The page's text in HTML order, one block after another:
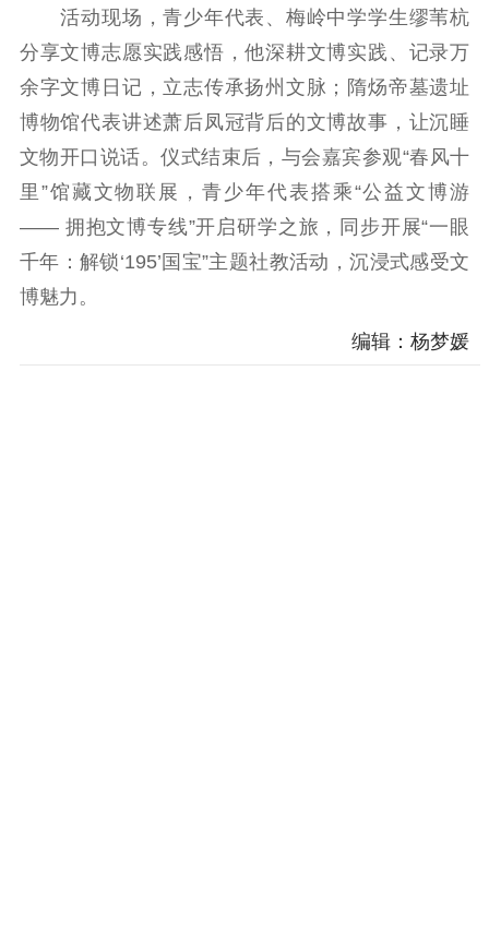
服务管理平台
管理平台
服务管理
文化产业
统计分析
数字出版
审读服务
新闻发布工作备
案管理系统
电影
服务
理论宣讲
共建共享平台
政工继续教育学
习平台
责任编辑注册
业务申报系统
活动现场，青少年代表、梅岭中学学生缪苇杭
分享文博志愿实践感悟，他深耕文博实践、记录万
余字文博日记，立志传承扬州文脉；隋炀帝墓遗址
博物馆代表讲述萧后凤冠背后的文博故事，让沉睡
文物开口说话。仪式结束后，与会嘉宾参观“春风十
里”馆藏文物联展，青少年代表搭乘“公益文博游
—— 拥抱文博专线”开启研学之旅，同步开展“一眼
千年：解锁‘195’国宝”主题社教活动，沉浸式感受文
博魅力。
编辑：杨梦媛